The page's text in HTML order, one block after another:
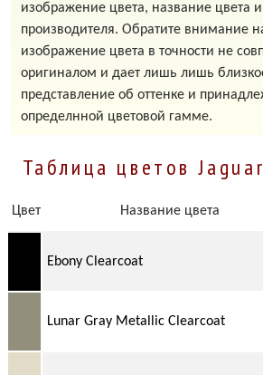
изображение цвета, название цвета
производителя. Обратите внимание
изображение цвета в точности не
оригиналом и дает лишь лишь
представление об оттенке и
определнной цветовой гамме.
Таблица цветов
Цвет Название цвета
Ebony Clearcoat
Lunar Gray Metallic Clearcoat